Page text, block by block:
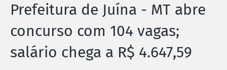
Prefeitura de Juína - MT abre
concurso com 104 vagas;
salário chega a R$ 4.647,59